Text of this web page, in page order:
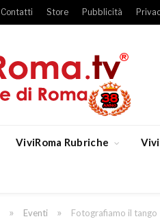
Contatti Store Pubblicità
ViviRoma Rubriche
» Eventi » Fotografiamo il tango